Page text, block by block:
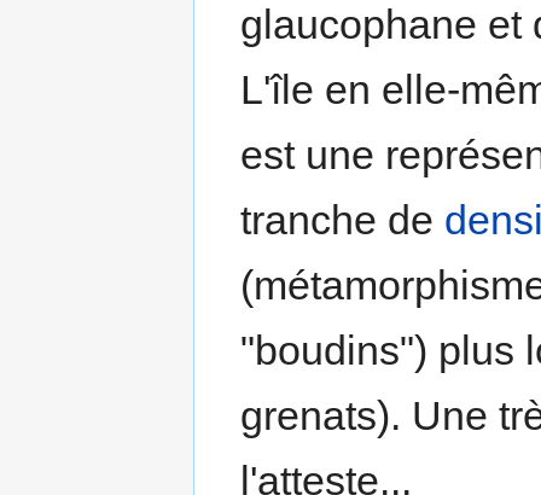
glaucophane et
L'île en elle-
est une
tranche de
"boudins") plus
grenats). Une
l'atteste...